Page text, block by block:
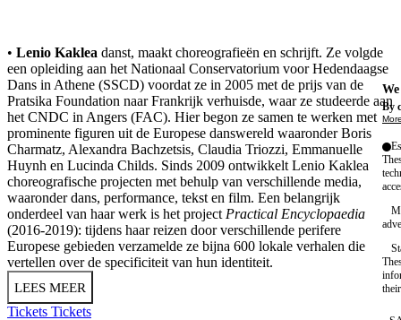
• Lenio Kaklea danst, maakt choreografieën en schrijft. Ze volgde
een opleiding aan het Nationaal Conservatorium voor Hedendaagse
Dans in Athene (SSCD) voordat ze in 2005 met de prijs van de
Pratsika Foundation naar Frankrijk verhuisde, waar ze studeerde aan
het CNDC in Angers (FAC). Hier begon ze samen te werken met
prominente figuren uit de Europese danswereld waaronder Boris
Charmatz, Alexandra Bachzetsis, Claudia Triozzi, Emmanuelle
Huynh en Lucinda Childs. Sinds 2009 ontwikkelt Lenio Kaklea
choreografische projecten met behulp van verschillende media,
waaronder dans, performance, tekst en film. Een belangrijk
onderdeel van haar werk is het project Practical Encyclopaedia
(2016-2019): tijdens haar reizen door verschillende perifere
Europese gebieden verzamelde ze bijna 600 lokale verhalen die
vertellen over de specificiteit van hun identiteit.
LEES MEER
Tickets Tickets
By